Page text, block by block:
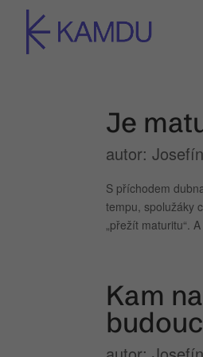
Je
autor:
S příchodem
tempu, spolužáky
„přežít maturitu“.
Kam